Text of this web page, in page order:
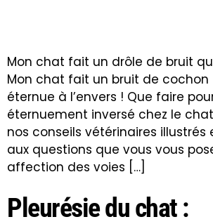
Mon chat fait un drôle de bruit
Mon chat fait un bruit de cochon
éternue à l’envers ! Que faire
éternuement inversé chez le
nos conseils vétérinaires illustrés
aux questions que vous vous
affection des voies […]
Pleurésie du chat :